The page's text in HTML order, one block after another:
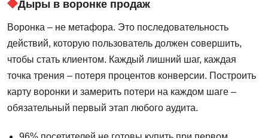
Дыры в воронке продаж
Воронка – не метафора. Это последовательность
действий, которую пользователь должен совершить,
чтобы стать клиентом. Каждый лишний шаг, каждая
точка трения – потеря процентов конверсии. Построить
карту воронки и замерить потери на каждом шаге –
обязательный первый этап любого аудита.